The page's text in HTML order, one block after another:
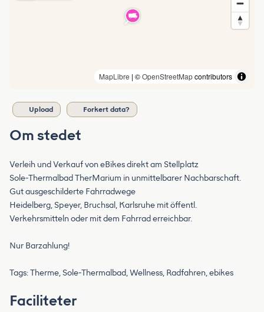
MapLibre | ©OpenStreetMapcontributors
Upload Forkert data?
Om stedet
Verleih und Verkauf von eBikes direkt am Stellplatz
Sole-Thermalbad TherMarium in unmittelbarer Nachbarschaft.
Gut ausgeschilderte Fahrradwege
Heidelberg, Speyer, Bruchsal, Karlsruhe mit öffentl.
Verkehrsmitteln oder mit dem Fahrrad erreichbar.
Nur Barzahlung!
Tags: Therme, Sole-Thermalbad, Wellness, Radfahren, ebikes
Faciliteter